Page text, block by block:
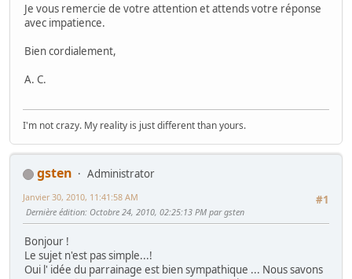
Je vous remercie de votre attention et attends votre réponse
avec impatience.
Bien cordialement,
A. C.
I'm not crazy. My reality is just different than yours.
gsten
Administrator
#1
Janvier 30, 2010, 11:41:58 AM
Dernière édition: Octobre 24, 2010, 02:25:13 PM par gsten
Bonjour !
Le sujet n'est pas simple...!
Oui l' idée du parrainage est bien sympathique ... Nous savons